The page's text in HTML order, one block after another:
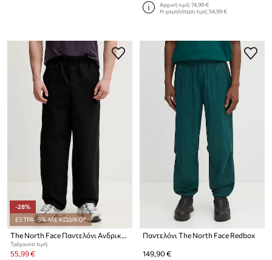
Αρχική τιμή:74,99 €
Η χαμηλότερη τιμή:54,99 €
-28%
ΕΞΤΡΑ -5% ΜΕ ΚΩΔΙΚΟ*
The North Face Παντελόνι Ανδρικά Packable
Τρέχουσα τιμή:
55,99 €
Παντελόνι The North Face Redbox
149,90 €